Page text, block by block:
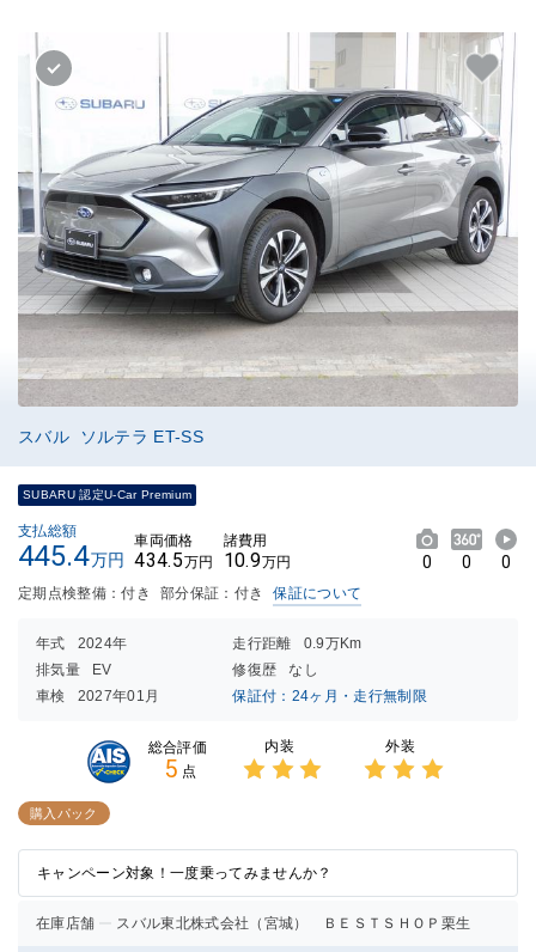
スバル ソルテラ ET-SS
SUBARU 認定U-Car Premium
支払総額
445.4万円
車両価格
434.5万円
諸費用
10.9万円 0 0 0
定期点検整備：付き 部分保証：付き 保証について
年式 2024年 走行距離
0.9万Km
排気量
EV 修復歴
なし
車検
2027年01月 保証付：24ヶ月・走行無制限
総合評価
5 点
内装 外装
購入パック
キャンペーン対象！一度乗ってみませんか？
在庫店舗 スバル東北株式会社（宮城） ＢＥＳＴＳＨＯＰ栗生